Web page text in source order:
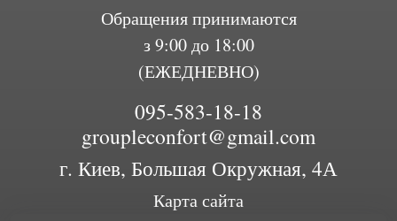
Обращения принимаются
з 9:00 до 18:00
(ЕЖЕДНЕВНО)
095-583-18-18
groupleconfort@gmail.com
г. Киев, Большая Окружная, 4А
Карта сайта